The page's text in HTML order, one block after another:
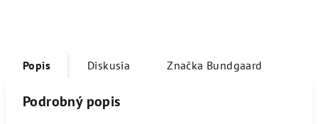
Popis Diskusia Značka Bundgaard
Podrobný popis